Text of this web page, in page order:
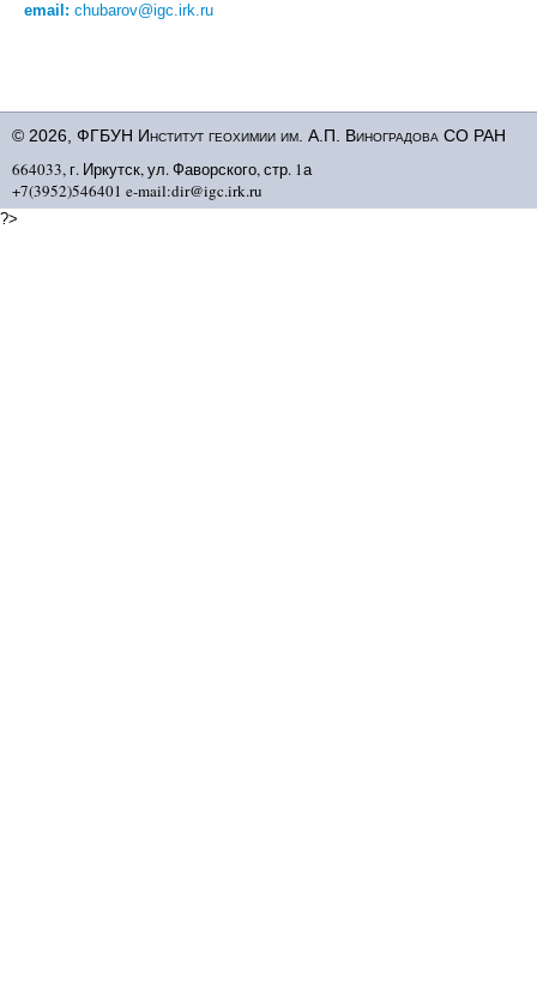
email: chubarov@igc.irk.ru
© 2026, ФГБУН Институт геохимии им. А.П. Виноградова СО РАН
664033, г. Иркутск, ул. Фаворского, стр. 1а
+7(3952)546401 e-mail:dir@igc.irk.ru
?>